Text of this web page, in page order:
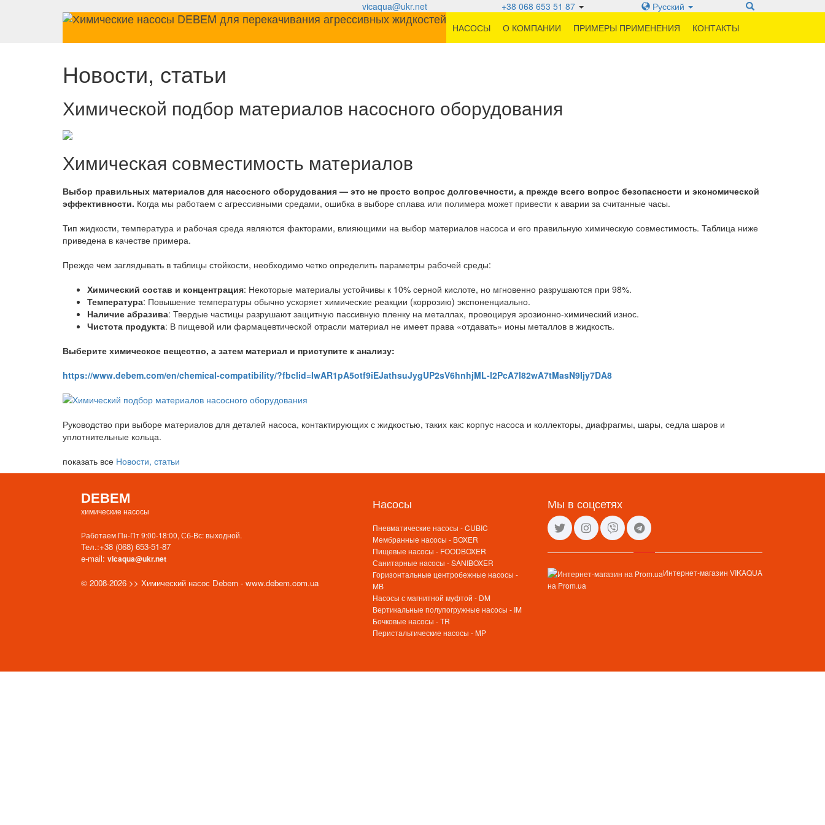
vicaqua@ukr.net +38 068 653 51 87
Русский
НАСОСЫ
О КОМПАНИИ ПРИМЕРЫ ПРИМЕНЕНИЯ КОНТАКТЫ
Новости, статьи
Химической подбор материалов насосного оборудования
Химическая совместимость материалов
Выбор правильных материалов для насосного оборудования — это не просто вопрос долговечности, а прежде всего вопрос безопасности и экономической
эффективности. Когда мы работаем с агрессивными средами, ошибка в выборе сплава или полимера может привести к аварии за считанные часы.
Тип жидкости, температура и рабочая среда являются факторами, влияющими на выбор материалов насоса и его правильную химическую совместимость. Таблица ниже
приведена в качестве примера.
Прежде чем заглядывать в таблицы стойкости, необходимо четко определить параметры рабочей среды:
Химический состав и концентрация: Некоторые материалы устойчивы к 10% серной кислоте, но мгновенно разрушаются при 98%.
Температура: Повышение температуры обычно ускоряет химические реакции (коррозию) экспоненциально.
Наличие абразива: Твердые частицы разрушают защитную пассивную пленку на металлах, провоцируя эрозионно-химический износ.
Чистота продукта: В пищевой или фармацевтической отрасли материал не имеет права «отдавать» ионы металлов в жидкость.
Выберите химическое вещество, а затем материал и приступите к анализу:
https://www.debem.com/en/chemical-compatibility/?fbclid=IwAR1pA5otf9iEJathsuJygUP2sV6hnhjML-l2PcA7l82wA7tMasN9Ijy7DA8
Руководство при выборе материалов для деталей насоса, контактирующих с жидкостью, таких как: корпус насоса и коллекторы, диафрагмы, шары, седла шаров и
уплотнительные кольца.
показать все Новости, статьи
DEBEM
химические насосы
Работаем Пн-Пт 9:00-18:00, Сб-Вс: выходной.
Тел.:+38 (068) 653-51-87
e-mail: vicaqua@ukr.net
© 2008-2026 >> Химический насос Debem - www.debem.com.ua
Насосы
Пневматические насосы - CUBIC
Мембранные насосы - BOXER
Пищевые насосы - FOODBOXER
Санитарные насосы - SANIBOXER
Горизонтальные центробежные насосы -
MB
Насосы с магнитной муфтой - DM
Вертикальные полупогружные насосы - IM
Бочковые насосы - TR
Перистальтические насосы - MP
Мы в соцсетях
Интернет-магазин VIKAQUA
на Prom.ua